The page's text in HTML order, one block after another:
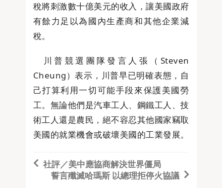
稅將刺激數十億美元的收入，讓美國政府
有餘力足以為國內生產商和其他企業減
稅。
川普競選團隊發言人張（Steven
Cheung）表示，川普早已明確表態，自
己打算利用一切可能手段來保護美國勞
工。無論他們是汽車工人、鋼鐵工人、技
術工人還是農民，絕不容忍其他國家竊取
美國的就業機會或破壞美國的工業發展。
社評／美中應協商解決世界僵局
誓言殲滅哈瑪斯 以總理拒停火協議